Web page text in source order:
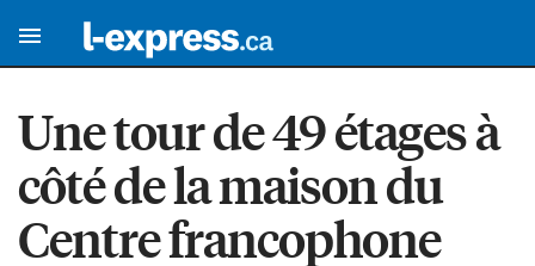
Une tour de 49 étages à
côté de la maison du
Centre francophone